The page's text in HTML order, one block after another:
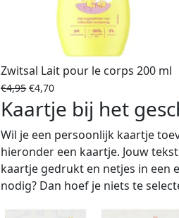
Zwitsal Lait pour le corps 200 ml
€4,95 €4,70
Kaartje bij het
Wil je een persoonlijk kaartje
hieronder een kaartje. Jouw
kaartje gedrukt en netjes in een
nodig? Dan hoef je niets te